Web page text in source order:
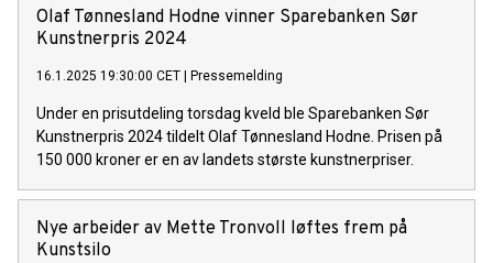
fra 1940- og 50-årene, samt grafiske verk og
materialarbeider.
Olaf Tønnesland Hodne vinner Sparebanken Sør
Kunstnerpris 2024
16.1.2025 19:30:00 CET | Pressemelding
Under en prisutdeling torsdag kveld ble Sparebanken Sør
Kunstnerpris 2024 tildelt Olaf Tønnesland Hodne. Prisen på
150 000 kroner er en av landets største kunstnerpriser.
Nye arbeider av Mette Tronvoll løftes frem på
Kunstsilo